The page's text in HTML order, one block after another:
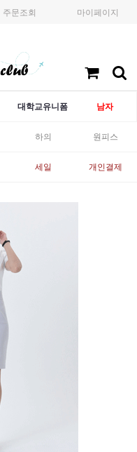
주문조회 마이페이지
대학교유니폼 남자
하의 원피스
세일 개인결제